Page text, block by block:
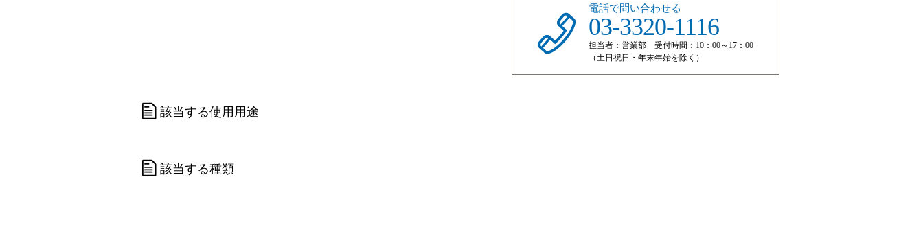
電話で問い合わせる
03-3320-1116
担当者：営業部 受付時間：10：00～17：00
（土日祝日・年末年始を除く）
該当する使用用途
該当する種類